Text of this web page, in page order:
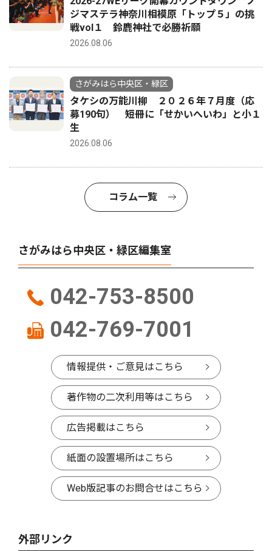
ジマステラ神奈川相模原「トップ５」の挑
戦vol１ 鈴鹿神社で必勝祈願
2026.08.06
さがみはら中央区・緑区
タケシの万能川柳 ２０２６年７月度（応
募190句） 短冊に「せかいへいわ」と小１
生
2026.08.06
コラム一覧
さがみはら中央区・緑区編集室
042-753-8500
042-769-7001
情報提供・ご意見はこちら
著作物の二次利用等はこちら
広告掲載はこちら
紙面の設置場所はこちら
Web版記事のお問合せはこちら
外部リンク